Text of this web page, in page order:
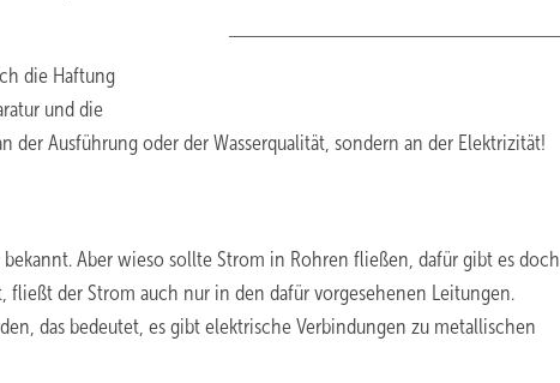
die Haftung
und die
der Ausführung oder der Wasserqualität, sondern an der Elektrizität!
Aber wieso sollte Strom in Rohren fließen, dafür gibt es doch
der Strom auch nur in den dafür vorgesehenen Leitungen.
das bedeutet, es gibt elektrische Verbindungen zu metallischen